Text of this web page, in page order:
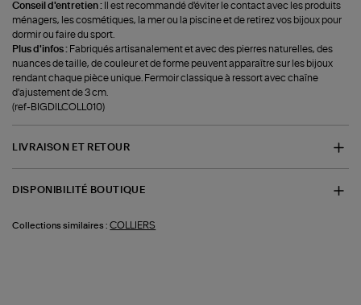
Conseil d'entretien :
Il est recommandé d'éviter le contact avec les produits
ménagers, les cosmétiques, la mer ou la piscine et de retirez vos bijoux pour
dormir ou faire du sport.
Plus d'infos : Fabriqués artisanalement et avec des pierres naturelles, des
nuances de taille, de couleur et de forme peuvent apparaître sur les bijoux
rendant chaque pièce unique. Fermoir classique à ressort avec chaîne
d'ajustement de 3 cm.
(ref-BIGDILCOLL010)
LIVRAISON ET RETOUR
DISPONIBILITÉ BOUTIQUE
Collections similaires : COLLIERS